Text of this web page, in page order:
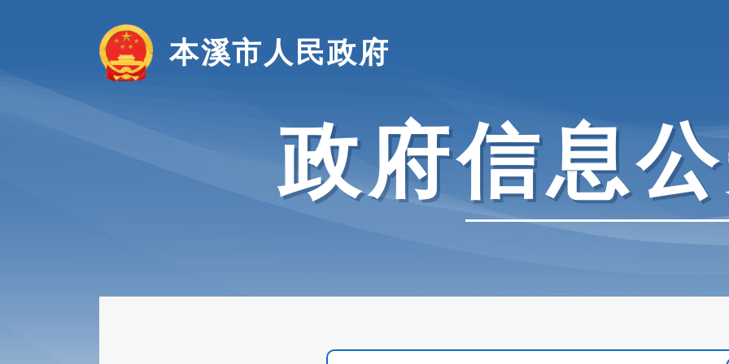
本溪市人民政府
政府信息